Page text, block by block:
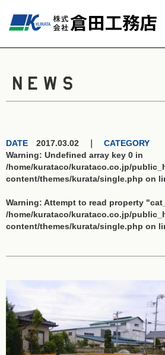
NEWS
DATE 2017.03.02 ｜ CATEGORY
Warning: Undefined array key 0 in
/home/kurataco/kurataco.co.jp/
content/themes/kurata/single.php on
Warning: Attempt to read property
/home/kurataco/kurataco.co.jp/
content/themes/kurata/single.php on